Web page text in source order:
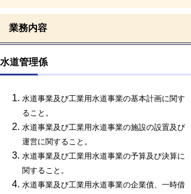
業務内容
水道管理係
水道事業及び工業用水道事業の基本計画に関す
ること。
水道事業及び工業用水道事業の施設の設置及び
運営に関すること。
水道事業及び工業用水道事業の予算及び決算に
関すること。
水道事業及び工業用水道事業の企業債、一時借